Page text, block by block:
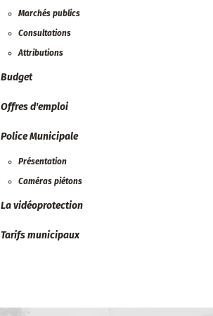
Marchés publics
Consultations
Attributions
Budget
Offres d'emploi
Police Municipale
Présentation
Caméras piétons
La vidéoprotection
Tarifs municipaux